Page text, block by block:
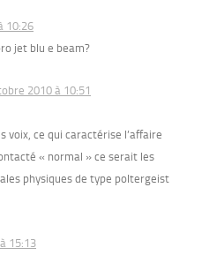
10:26
jet blu e beam?
2010 à 10:51
voix, ce qui caractérise l’affaire
« normal » ce serait les
physiques de type poltergeist
15:13